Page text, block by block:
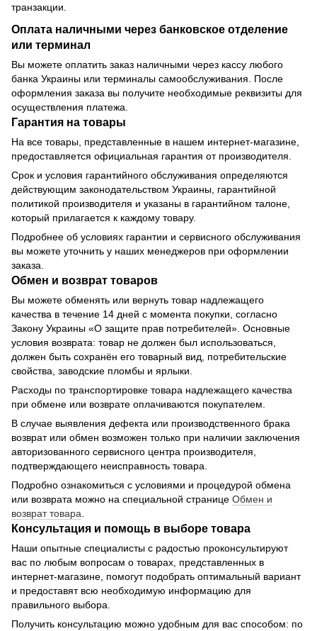
транзакции.
Оплата наличными через банковское отделение
или терминал
Вы можете оплатить заказ наличными через кассу любого
банка Украины или терминалы самообслуживания. После
оформления заказа вы получите необходимые реквизиты для
осуществления платежа.
Гарантия на товары
На все товары, представленные в нашем интернет-магазине,
предоставляется официальная гарантия от производителя.
Срок и условия гарантийного обслуживания определяются
действующим законодательством Украины, гарантийной
политикой производителя и указаны в гарантийном талоне,
который прилагается к каждому товару.
Подробнее об условиях гарантии и сервисного обслуживания
вы можете уточнить у наших менеджеров при оформлении
заказа.
Обмен и возврат товаров
Вы можете обменять или вернуть товар надлежащего
качества в течение 14 дней с момента покупки, согласно
Закону Украины «О защите прав потребителей». Основные
условия возврата: товар не должен был использоваться,
должен быть сохранён его товарный вид, потребительские
свойства, заводские пломбы и ярлыки.
Расходы по транспортировке товара надлежащего качества
при обмене или возврате оплачиваются покупателем.
В случае выявления дефекта или производственного брака
возврат или обмен возможен только при наличии заключения
авторизованного сервисного центра производителя,
подтверждающего неисправность товара.
Подробно ознакомиться с условиями и процедурой обмена
или возврата можно на специальной странице Обмен и
возврат товара
Консультация и помощь в выборе товара
Наши опытные специалисты с радостью проконсультируют
вас по любым вопросам о товарах, представленных в
интернет-магазине, помогут подобрать оптимальный вариант
и предоставят всю необходимую информацию для
правильного выбора.
Получить консультацию можно удобным для вас способом: по